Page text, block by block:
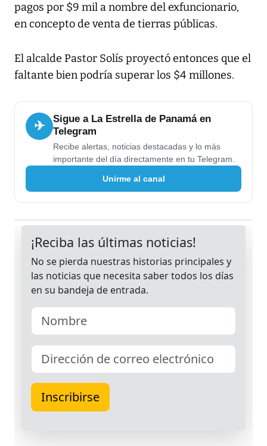
pagos por $9 mil a nombre del exfuncionario,
en concepto de venta de tierras públicas.
El alcalde Pastor Solís proyectó entonces que el
faltante bien podría superar los $4 millones.
✈
Sigue a La Estrella de Panamá en
Telegram
Recibe alertas, noticias destacadas y lo más
importante del día directamente en tu Telegram.
Unirme al canal